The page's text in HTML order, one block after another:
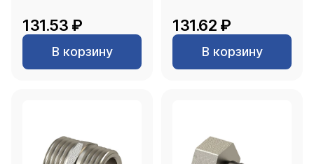
131.53 ₽
В корзину
131.62 ₽
В корзину